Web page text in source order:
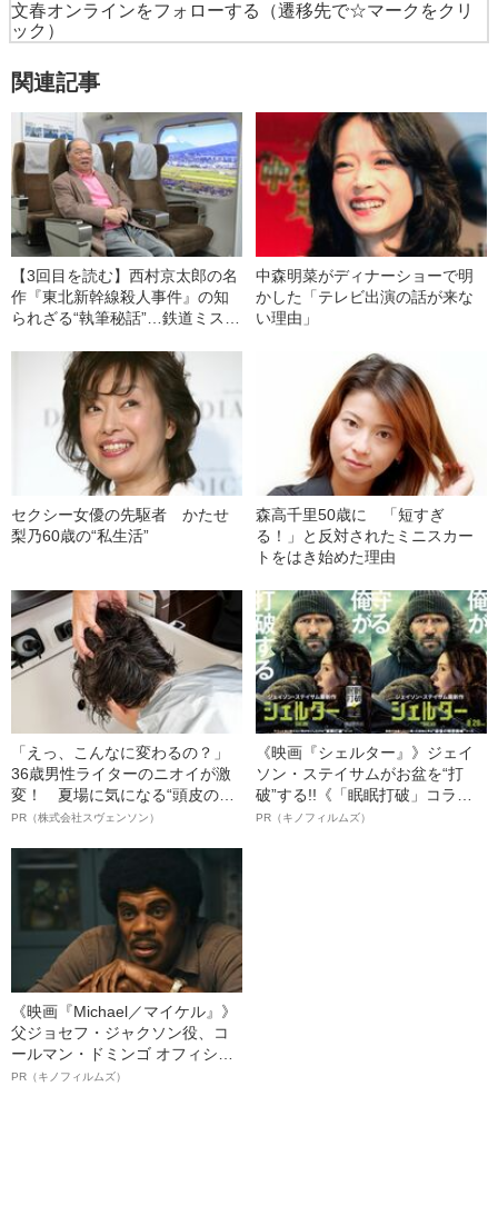
文春オンラインをフォローする
（遷移先で☆マークをクリ
ック）
関連記事
【3回目を読む】西村京太郎の名
作『東北新幹線殺人事件』の知
られざる“執筆秘話”…鉄道ミステ
た」犯人の脱出経路はどこ？
中森明菜がディナーショーで明
かした「テレビ出演の話が来な
い理由」
セクシー女優の先駆者 かたせ
梨乃60歳の“私生活”
森高千里50歳に 「短すぎ
る！」と反対されたミニスカー
トをはき始めた理由
「えっ、こんなに変わるの？」
36歳男性ライターのニオイが激
変！ 夏場に気になる“頭皮のニ
オイ”や“ベタつき”を解消す
ト”が生み出した徹底ケアとは
PR（株式会社スヴェンソン）
《映画『シェルター』》ジェイ
ソン・ステイサムがお盆を“打
破”する!!《「眠眠打破」コラ
ボ》
PR（キノフィルムズ）
《映画『Michael／マイケル』》
父ジョセフ・ジャクソン役、コ
ールマン・ドミンゴ オフィシャ
ルインタビュー“観客を魅了した
PR（キノフィルムズ）